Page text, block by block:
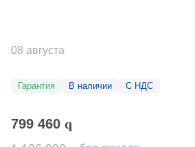
08 августа
Гарантия В наличии С НДС
799 460 q